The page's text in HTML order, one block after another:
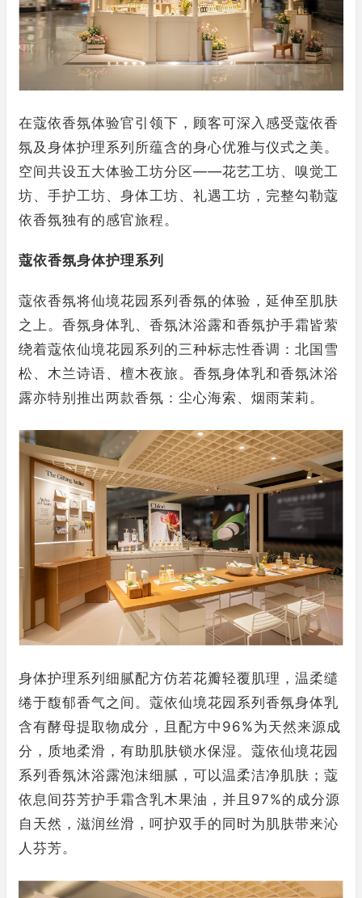
在蔻依香氛体验官引领下，顾客可深入感受蔻依香
氛及身体护理系列所蕴含的身心优雅与仪式之美。
空间共设五大体验工坊分区——花艺工坊、嗅觉工
坊、手护工坊、身体工坊、礼遇工坊，完整勾勒蔻
依香氛独有的感官旅程。
蔻依香氛身体护理系列
蔻依香氛将仙境花园系列香氛的体验，延伸至肌肤
之上。香氛身体乳、香氛沐浴露和香氛护手霜皆萦
绕着蔻依仙境花园系列的三种标志性香调：北国雪
松、木兰诗语、檀木夜旅。香氛身体乳和香氛沐浴
露亦特别推出两款香氛：尘心海索、烟雨茉莉。
身体护理系列细腻配方仿若花瓣轻覆肌理，温柔缱
绻于馥郁香气之间。蔻依仙境花园系列香氛身体乳
含有酵母提取物成分，且配方中96%为天然来源成
分，质地柔滑，有助肌肤锁水保湿。蔻依仙境花园
系列香氛沐浴露泡沫细腻，可以温柔洁净肌肤；蔻
依息间芬芳护手霜含乳木果油，并且97%的成分源
自天然，滋润丝滑，呵护双手的同时为肌肤带来沁
人芬芳。